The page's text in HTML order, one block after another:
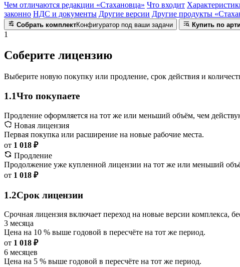
Чем отличаются редакции «Стахановца» Что входит
законно НДС и документы Другие версии Другие продукты
Собрать комплектКонфигуратор под ваши задачи Купить по
1
Соберите лицензию
Выберите новую покупку или продление, срок действия и
1.1Что покупаете
Продление оформляется на тот же или меньший объём, чем
Новая лицензия
Первая покупка или расширение на новые рабочие места.
от 1 018 ₽
Продление
Продолжение уже купленной лицензии на тот же или меньший
от 1 018 ₽
1.2Срок лицензии
Срочная лицензия включает переход на новые версии комплекса,
3 месяца
Цена на 10 % выше годовой в пересчёте на тот же период.
от 1 018 ₽
6 месяцев
Цена на 5 % выше годовой в пересчёте на тот же период.